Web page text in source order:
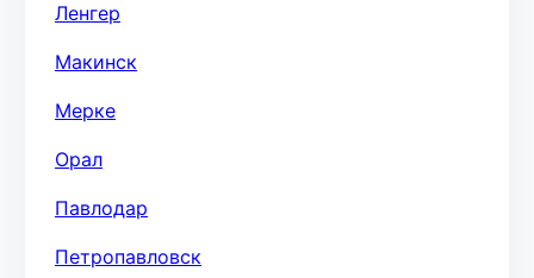
Ленгер
Макинск
Мерке
Орал
Павлодар
Петропавловск